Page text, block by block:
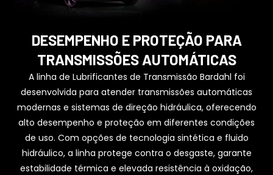
DESEMPENHO E PROTEÇÃO PARA
TRANSMISSÕES AUTOMÁTICAS
A linha de Lubrificantes de Transmissão Bardahl foi
desenvolvida para atender transmissões automáticas
modernas e sistemas de direção hidráulica, oferecendo
alto desempenho e proteção em diferentes condições
de uso. Com opções de tecnologia sintética e fluido
hidráulico, a linha protege contra o desgaste, garante
estabilidade térmica e elevada resistência à oxidação,